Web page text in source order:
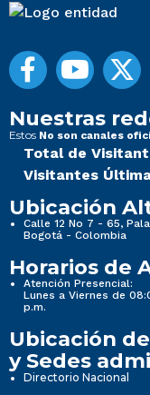
Nuestras
Estos No son canales
Total de
Visitantes
Ubicación
Calle 12 No 7 - 65,
Bogotá - Colombia
Horarios de
Atención Presencial:
Lunes a Viernes de
p.m.
Ubicación
y Sedes
Directorio Nacional